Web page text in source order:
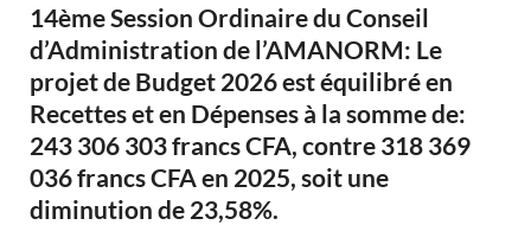
14ème Session Ordinaire du Conseil
d’Administration de l’AMANORM: Le
projet de Budget 2026 est équilibré en
Recettes et en Dépenses à la somme de:
243 306 303 francs CFA, contre 318 369
036 francs CFA en 2025, soit une
diminution de 23,58%.